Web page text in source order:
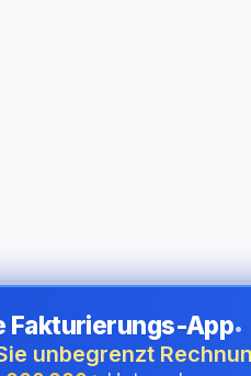
All rights reserved.• Für
Fakturierungs-App•
unbegrenzt